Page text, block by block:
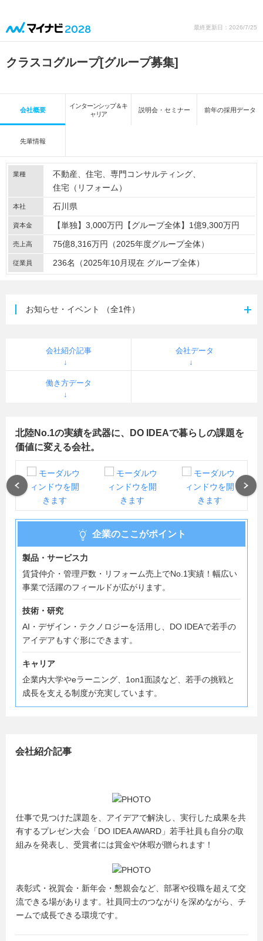
最終更新日：2026/7/25
クラスコグループ[グループ募集]
会社概要
インターンシップ＆キ
ャリア
説明会・セミナー 前年の採用データ
先輩情報
業種 不動産 住宅
専門コンサルティング
住宅（リフォーム）
本社 石川県
資本金 【単独】3,000万円【グループ全体】1億9,300万円
売上高 75億8,316万円（2025年度グループ全体）
従業員 236名（2025年10月現在 グループ全体）
お知らせ・イベント （全1件）
会社紹介記事 会社データ
働き方データ
北陸No.1の実績を武器に、DO IDEAで暮らしの課題を
価値に変える会社。
企業のここがポイント
製品・サービス力
賃貸仲介・管理戸数・リフォーム売上でNo.1実績！幅広い
事業で活躍のフィールドが広がります。
技術・研究
AI・デザイン・テクノロジーを活用し、DO IDEAで若手の
アイデアもすぐ形にできます。
キャリア
企業内大学やeラーニング、1on1面談など、若手の挑戦と
成長を支える制度が充実しています。
会社紹介記事
仕事で見つけた課題を、アイデアで解決し、実行した成果を共
有するプレゼン大会「DO IDEA AWARD」若手社員も自分の取
組みを発表し、受賞者には賞金や休暇が贈られます！
表彰式・祝賀会・新年会・懇親会など、部署や役職を超えて交
流できる場があります。社員同士のつながりを深めながら、チ
ームで成長できる環境です。